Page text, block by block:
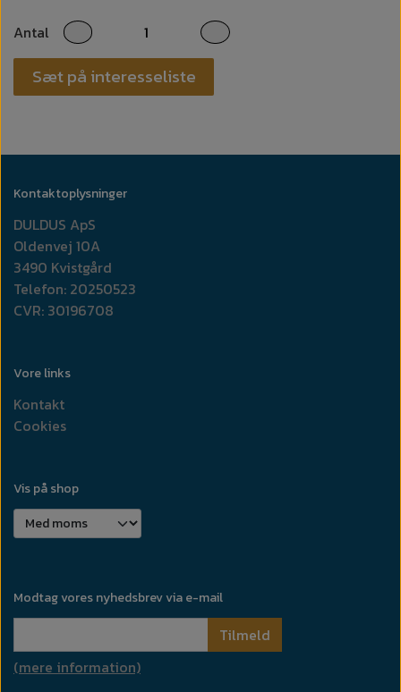
Antal
Sæt på interesseliste
Kontaktoplysninger
DULDUS ApS
Oldenvej 10A
3490 Kvistgård
Telefon: 20250523
CVR: 30196708
Vore links
Kontakt
Cookies
Vis på shop
Modtag vores nyhedsbrev via e-mail
Tilmeld
(mere information)